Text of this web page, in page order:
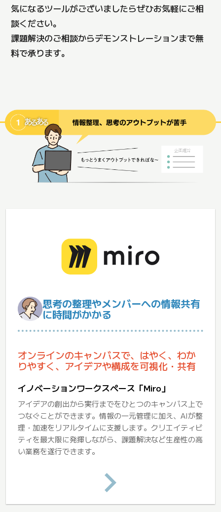
気になるツールがございましたらぜひお気軽にご相
談ください。
課題解決のご相談からデモンストレーションまで無
料で承ります。
思考の整理やメンバーへの情報共有
に時間がかかる
オンラインのキャンバスで、はやく、わか
りやすく、アイデアや構成を可視化・共有
イノベーションワークスペース「Miro」
アイデアの創出から実行までをひとつのキャンバス上で
つなぐことができます。情報の一元管理に加え、AIが整
理・加速をリアルタイムに支援します。クリエイティビ
ティを最大限に発揮しながら、課題解決など生産性の高
い業務を遂行できます。